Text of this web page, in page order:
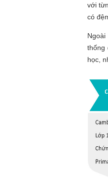
với
có
thống
học,